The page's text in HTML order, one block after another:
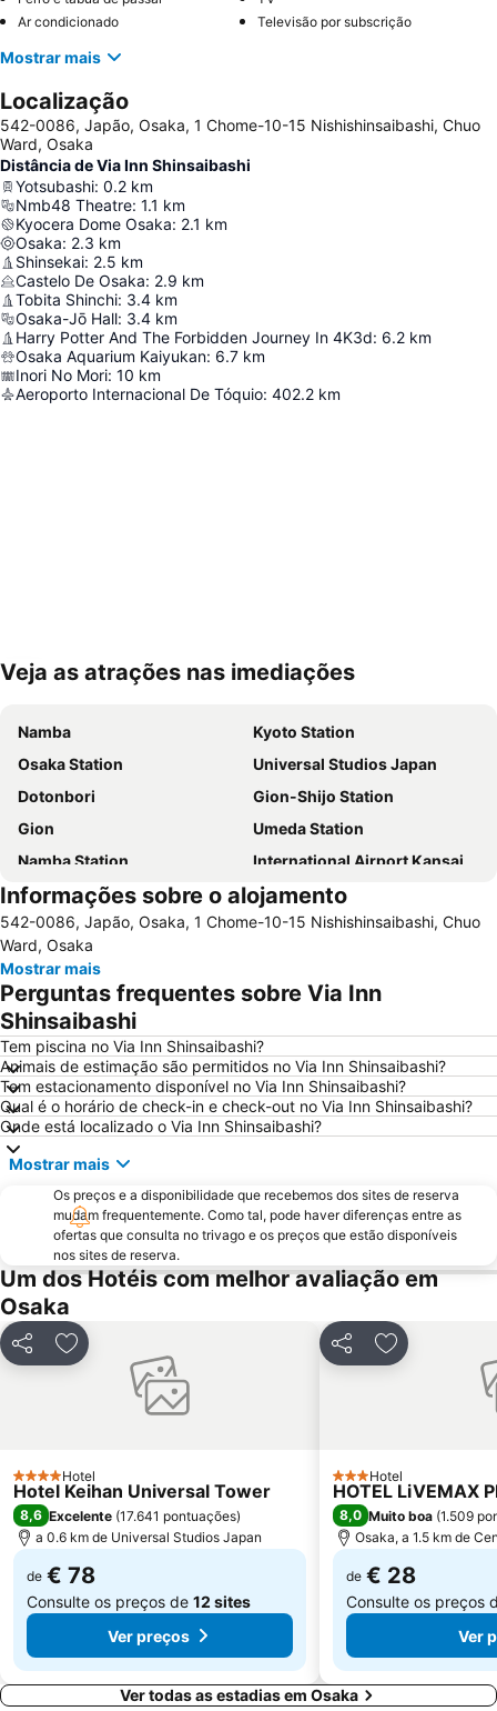
Ar condicionado
Televisão por subscrição
Mostrar mais
Localização
542-0086, Japão, Osaka, 1 Chome-10-15 Nishishinsaibashi, Chuo
Ward, Osaka
Distância de Via Inn Shinsaibashi
Yotsubashi: 0.2 km
Nmb48 Theatre: 1.1 km
Kyocera Dome Osaka: 2.1 km
Osaka: 2.3 km
Shinsekai: 2.5 km
Castelo De Osaka: 2.9 km
Tobita Shinchi: 3.4 km
Osaka-Jō Hall: 3.4 km
Harry Potter And The Forbidden Journey In 4K3d: 6.2 km
Osaka Aquarium Kaiyukan: 6.7 km
Inori No Mori: 10 km
Aeroporto Internacional De Tóquio: 402.2 km
Ampliar mapa
Veja as atrações nas imediações
Namba
Kyoto Station
Osaka Station
Universal Studios Japan
Dotonbori
Gion-Shijo Station
Gion
Umeda Station
Namba Station
International Airport Kansai
Higashiyama
Nakagyo
Kawaramachi Station
Namba City
Tennoji Station
Arima Onsen
Dotonbori
Osaka City Air Terminal
Universal City Walk Osaka
Aeroporto Internacional de Osaka
Nara Park
Karasuma Station
Shinsaibashi
Umeda sky building
Arashiyama
Shijo Station
Sannomiya Station
Shin Kobe Station
Shimogyo
Nishiki Market
America Mura
Namba Parks
Kyobashi Station
Hard Rock Cafe Universal Citywalk Osaka
Honmachi Station
Japan Mint
Whity Umeda
Todaiji Temple
Rinku Town Station
Informações sobre o alojamento
542-0086, Japão, Osaka, 1 Chome-10-15 Nishishinsaibashi, Chuo
Ward, Osaka
Mostrar mais
Perguntas frequentes sobre Via Inn
Shinsaibashi
Tem piscina no Via Inn Shinsaibashi?
Animais de estimação são permitidos no Via Inn Shinsaibashi?
Tem estacionamento disponível no Via Inn Shinsaibashi?
Qual é o horário de check-in e check-out no Via Inn Shinsaibashi?
Onde está localizado o Via Inn Shinsaibashi?
Mostrar mais
Os preços e a disponibilidade que recebemos dos sites de reserva
mudam frequentemente. Como tal, pode haver diferenças entre as
ofertas que consulta no trivago e os preços que estão disponíveis
nos sites de reserva.
Um dos Hotéis com melhor avaliação em
Osaka
PartilharAdicionar aos favoritos
4 Estrelas
Hotel
Hotel Keihan Universal Tower
8,6 Excelente (17.641 pontuações)
a 0.6 km de Universal Studios Japan
de € 78
Consulte os preços de 12 sites
Ver preços
PartilharAdicionar
3 Estrelas
Hotel
HOTEL LiVEMAX
8,0 Muito boa (1.509
Osaka, a 1.5 km de
de € 28
Consulte os preços
Ver
Ver todas as estadias em Osaka